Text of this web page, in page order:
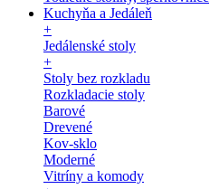
Kuchyňa a Jedáleň
+
Jedálenské stoly
+
Stoly bez rozkladu
Rozkladacie stoly
Barové
Drevené
Kov-sklo
Moderné
Vitríny a komody